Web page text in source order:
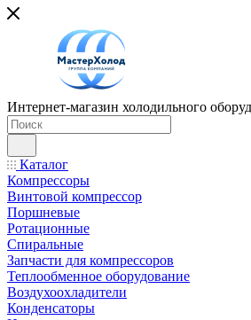
Интернет-магазин холодильного
Каталог
Компрессоры
Винтовой компрессор
Поршневые
Ротационные
Спиральные
Запчасти для компрессоров
Теплообменное оборудование
Воздухоохладители
Конденсаторы